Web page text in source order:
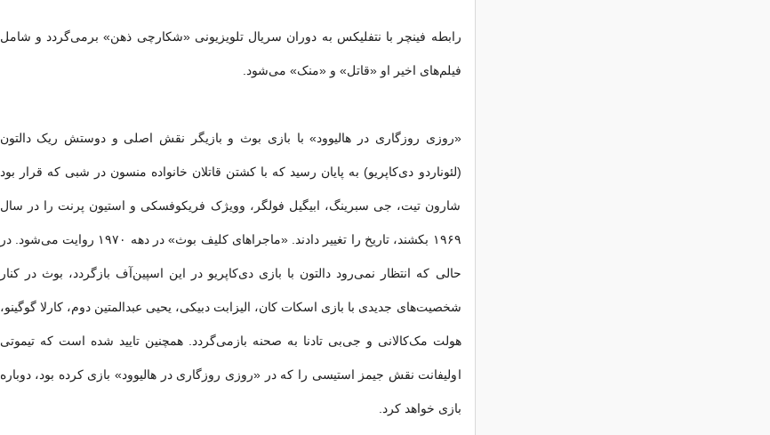
رابطه فینچر با نتفلیکس به دوران سریال تلویزیونی «شکارچی ذهن» برمی‌گردد و شامل
فیلم‌های اخیر او «قاتل» و «منک» می‌شود.
«روزی روزگاری در هالیوود» با بازی بوث و بازیگر نقش اصلی و دوستش ریک دالتون
(لئوناردو دی‌کاپریو) به پایان رسید که با کشتن قاتلان خانواده منسون در شبی که قرار بود
شارون تیت، جی سبرینگ، ابیگیل فولگر، وویژک فریکوفسکی و استیون پرنت را در سال
۱۹۶۹ بکشند، تاریخ را تغییر دادند. «ماجراهای کلیف بوث» در دهه ۱۹۷۰ روایت می‌شود. در
حالی که انتظار نمی‌رود دالتون با بازی دی‌کاپریو در این اسپین‌آف بازگردد، بوث در کنار
شخصیت‌های جدیدی با بازی اسکات کان، الیزابت دبیکی، یحیی عبدالمتین دوم، کارلا گوگینو،
هولت مک‌کالانی و جی‌بی تادنا به صحنه بازمی‌گردد. همچنین تایید شده است که تیموتی
اولیفانت نقش جیمز استیسی را که در «روزی روزگاری در هالیوود» بازی کرده بود، دوباره
بازی خواهد کرد.